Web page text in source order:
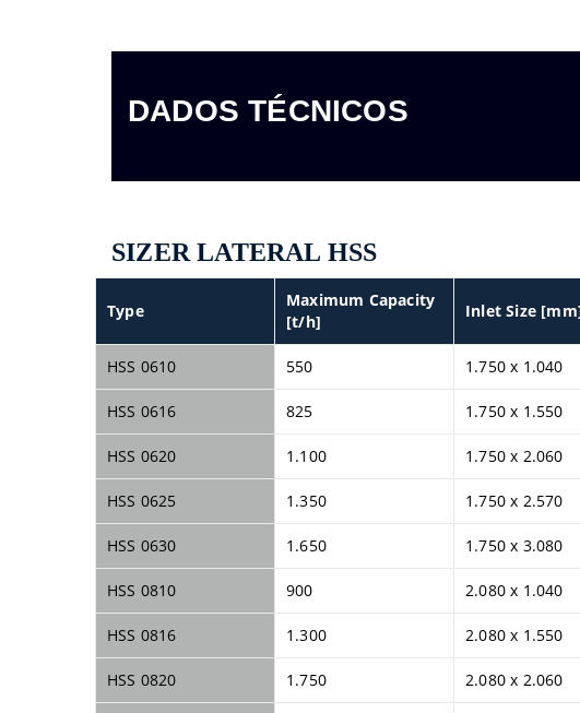
DADOS TÉCNICOS
SIZER LATERAL HSS
Type
Maximum Capacity
[t/h]
Inlet Size
HSS 0610 550 1.750 x 1.040
HSS 0616 825 1.750 x 1.550
HSS 0620 1.100 1.750 x 2.060
HSS 0625 1.350 1.750 x 2.570
HSS 0630 1.650 1.750 x 3.080
HSS 0810 900 2.080 x 1.040
HSS 0816 1.300 2.080 x 1.550
HSS 0820 1.750 2.080 x 2.060